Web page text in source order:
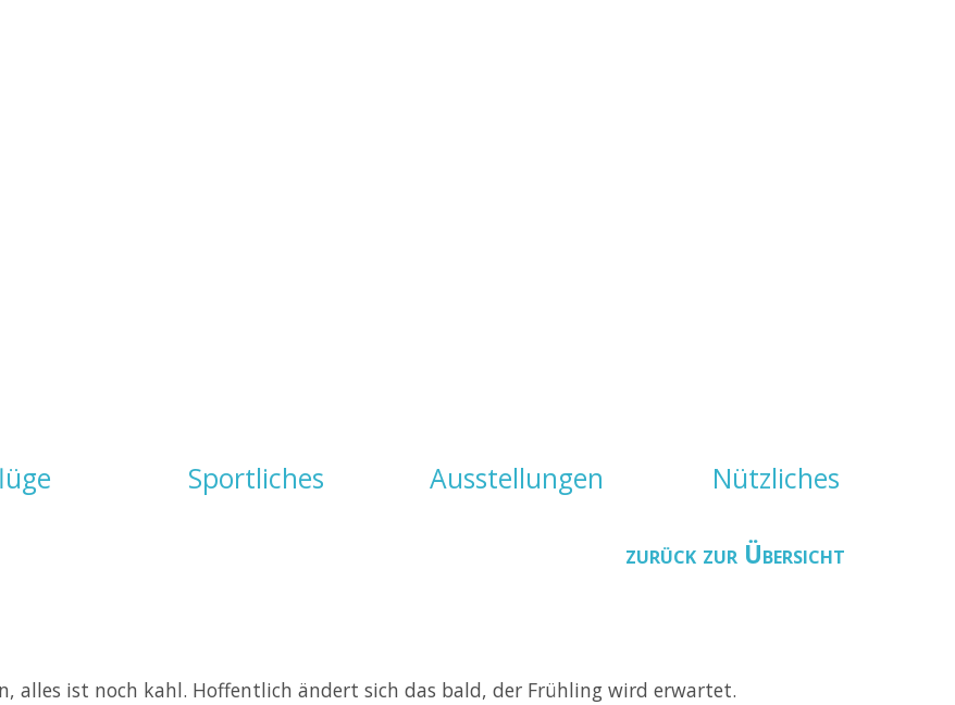
Sportliches Ausstellungen Nützliches
zurück zur Übersicht
alles ist noch kahl. Hoffentlich ändert sich das bald, der Frühling wird erwartet.